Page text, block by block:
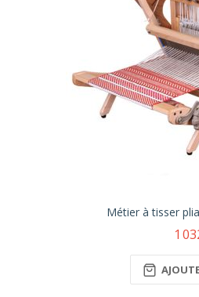
Métier à tisser
1